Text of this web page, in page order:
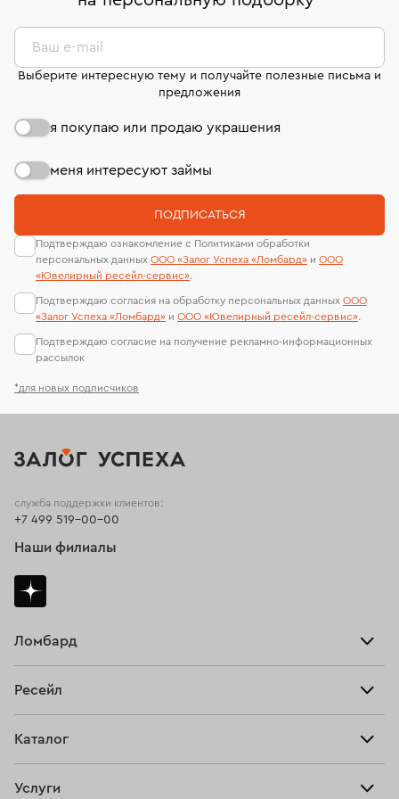
дней на возврат. Детальные условия возврата
комиссионных украшений и часов смотрите на
странице«Возврат украшений»
сертификаты МГУ и других геммологических
лабораторий
*для новых подписчиков
Ваш e-mail
Выберите интересную тему и получайте полезные письма и
предложения
я покупаю или продаю украшения
меня интересуют займы
ПОДПИСАТЬСЯ
Подтверждаю ознакомление с Политиками обработки
персональных данных ООО «Залог Успеха «Ломбард» и ООО
«Ювелирный ресейл-сервиc».
Подтверждаю согласия на обработку персональных данных ООО
«Залог Успеха «Ломбард» и ООО «Ювелирный ресейл-сервиc».
Подтверждаю согласие на получение рекламно-информационных
рассылок
Ломбард
Тарифы
Ресейл
Купить
Каталог
Услуги
служба поддержки клиентов:
+7 499 519-00-00
Наши филиалы